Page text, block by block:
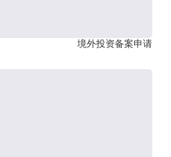
境外投资备案申请